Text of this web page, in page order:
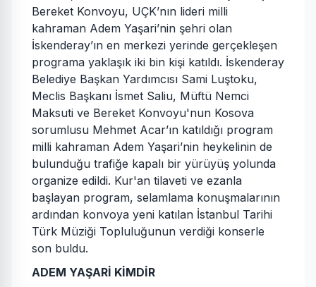
Bereket Konvoyu, UÇK’nın lideri milli
kahraman Adem Yaşari’nin şehri olan
İskenderay’ın en merkezi yerinde gerçekleşen
programa yaklaşık iki bin kişi katıldı. İskenderay
Belediye Başkan Yardımcısı Sami Luştoku,
Meclis Başkanı İsmet Saliu, Müftü Nemci
Maksuti ve Bereket Konvoyu'nun Kosova
sorumlusu Mehmet Acar’ın katıldığı program
milli kahraman Adem Yaşari’nin heykelinin de
bulunduğu trafiğe kapalı bir yürüyüş yolunda
organize edildi. Kur'an tilaveti ve ezanla
başlayan program, selamlama konuşmalarının
ardından konvoya yeni katılan İstanbul Tarihi
Türk Müziği Topluluğunun verdiği konserle
son buldu.
ADEM YAŞARİ KİMDİR